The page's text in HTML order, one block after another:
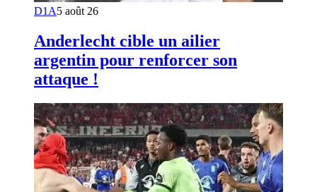
D1A5 août 26
Anderlecht cible un ailier
argentin pour renforcer son
attaque !